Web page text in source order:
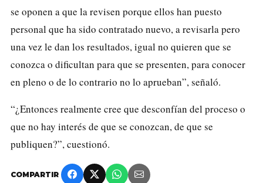
se oponen a que la revisen porque ellos han puesto
personal que ha sido contratado nuevo, a revisarla pero
una vez le dan los resultados, igual no quieren que se
conozca o dificultan para que se presenten, para conocer
en pleno o de lo contrario no lo aprueban”, señaló.
“¿Entonces realmente cree que desconfían del proceso o
que no hay interés de que se conozcan, de que se
publiquen?”, cuestionó.
COMPARTIR